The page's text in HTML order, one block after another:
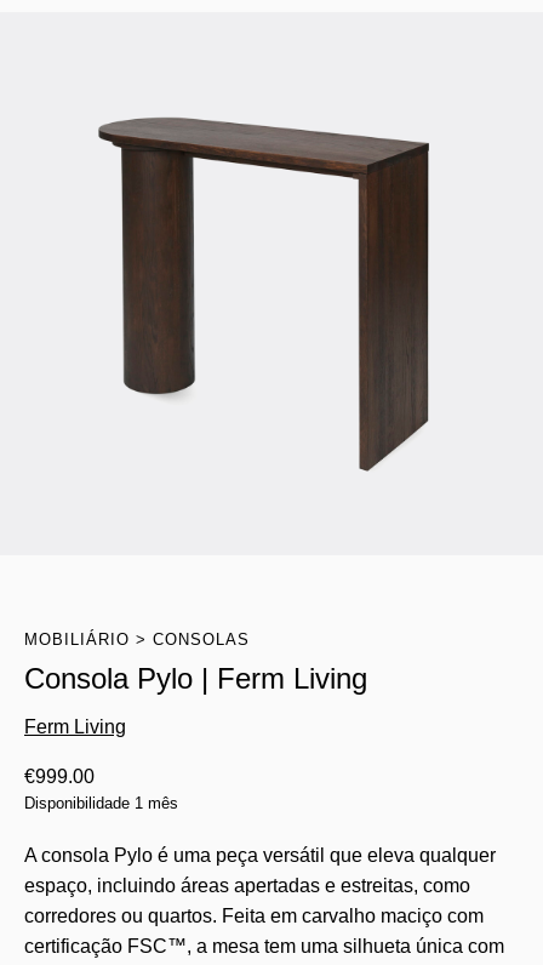
MOBILIÁRIO CONSOLAS
Consola Pylo | Ferm Living
Ferm Living
€999.00
Disponibilidade 1 mês
A consola Pylo é uma peça versátil que eleva qualquer
espaço, incluindo áreas apertadas e estreitas, como
corredores ou quartos. Feita em carvalho maciço com
certificação FSC™, a mesa tem uma silhueta única com